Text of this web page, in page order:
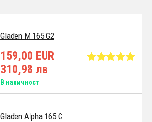
Gladen M 165 G2
159,00 EUR
310,98 лв
В наличност
Gladen Alpha 165 C